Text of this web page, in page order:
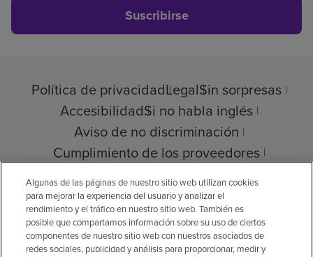
Suscribirse
Política de privacidadLegalSin sorpresas
AccesibilidadSi no habla inglés
Aviso de no discriminación
Cumplimiento de los proveedores
Transparencia de precios
© 2026 Encompass Health Corporation
Algunas de las páginas de nuestro sitio web utilizan cookies
para mejorar la experiencia del usuario y analizar el
rendimiento y el tráfico en nuestro sitio web. También es
posible que compartamos información sobre su uso de ciertos
componentes de nuestro sitio web con nuestros asociados de
redes sociales, publicidad y análisis para proporcionar, medir y